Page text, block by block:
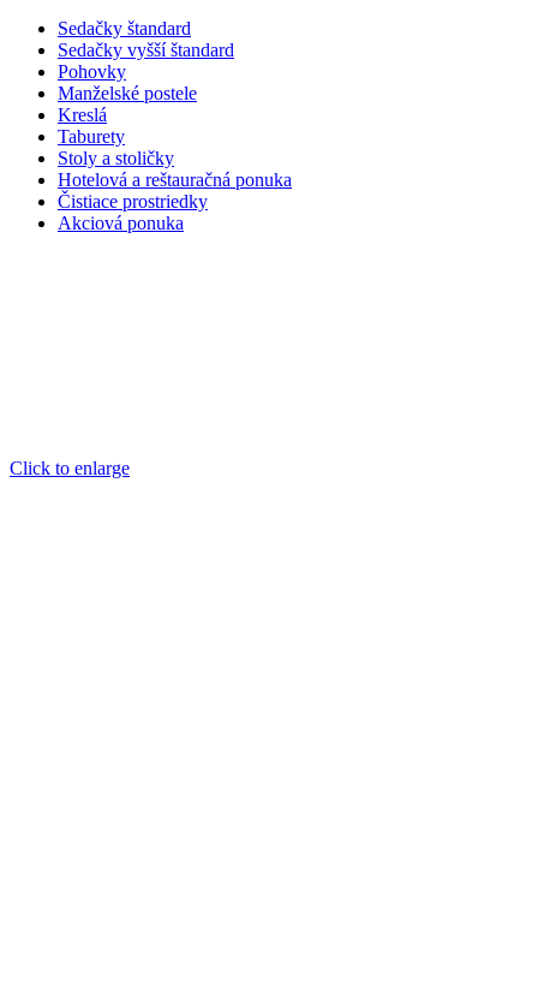
Sedačky štandard
Sedačky vyšší štandard
Pohovky
Manželské postele
Kreslá
Taburety
Stoly a stoličky
Hotelová a reštauračná ponuka
Čistiace prostriedky
Akciová ponuka
Click to enlarge